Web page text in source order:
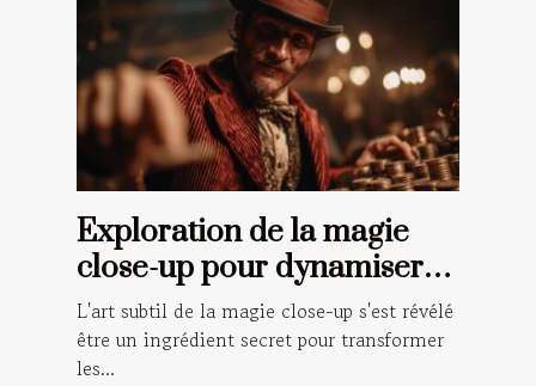
Exploration de la magie
close-up pour dynamiser
vos événements spéciaux
L'art subtil de la magie close-up s'est révélé
être un ingrédient secret pour transformer
les...